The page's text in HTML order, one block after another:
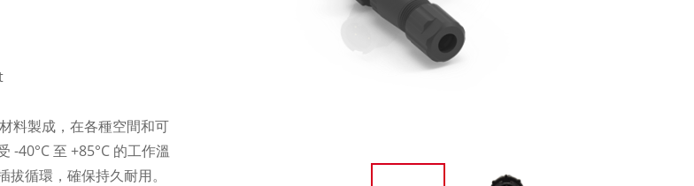
料製成，在各種空間和可
-40°C 至 +85°C 的工作溫
循環，確保持久耐用。